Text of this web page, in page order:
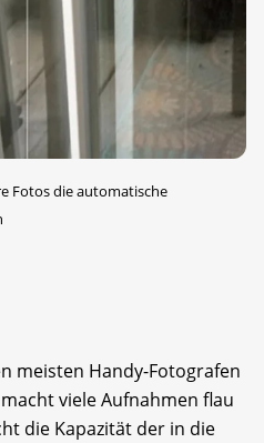
Fotos die automatische
meisten Handy-Fotografen
viele Aufnahmen flau
die Kapazität der in die